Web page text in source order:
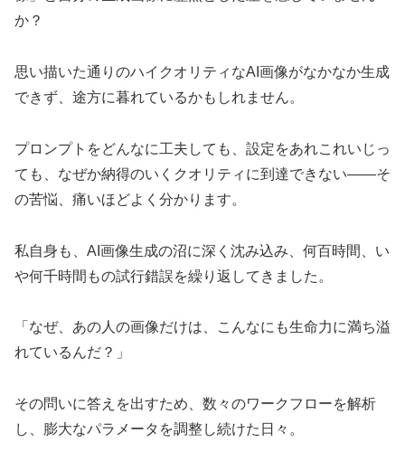
か？
思い描いた通りのハイクオリティなAI画像がなかなか生成
できず、途方に暮れているかもしれません。
プロンプトをどんなに工夫しても、設定をあれこれいじっ
ても、なぜか納得のいくクオリティに到達できない——そ
の苦悩、痛いほどよく分かります。
私自身も、AI画像生成の沼に深く沈み込み、何百時間、い
や何千時間もの試行錯誤を繰り返してきました。
「なぜ、あの人の画像だけは、こんなにも生命力に満ち溢
れているんだ？」
その問いに答えを出すため、数々のワークフローを解析
し、膨大なパラメータを調整し続けた日々。